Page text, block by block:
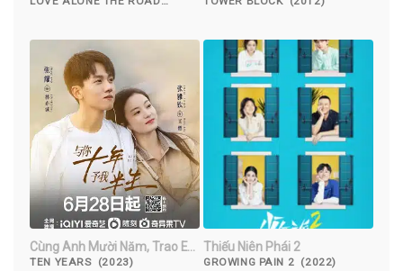
Cùng Anh Mười Năm, Trao Em
Nửa Đời
TEN YEARS (2023)
Thiếu Niên Phái 2
GROWING PAIN 2 (2022)